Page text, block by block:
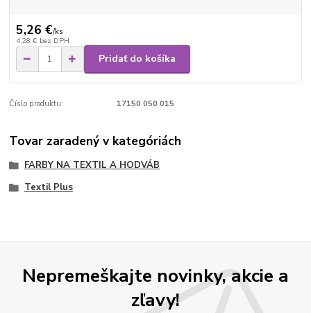
5,26 €/ks
4,28 € bez DPH
Pridať do košíka
Číslo produktu: 17150 050 015
Tovar zaradený v kategóriách
FARBY NA TEXTIL A HODVÁB
Textil Plus
Nepremeškajte novinky, akcie a
zľavy!